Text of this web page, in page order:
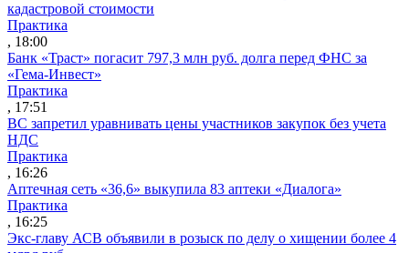
кадастровой стоимости
Практика
, 18:00
Банк «Траст» погасит 797,3 млн руб. долга перед ФНС за
«Гема-Инвест»
Практика
, 17:51
ВС запретил уравнивать цены участников закупок без учета
НДС
Практика
, 16:26
Аптечная сеть «36,6» выкупила 83 аптеки «Диалога»
Практика
, 16:25
Экс-главу АСВ объявили в розыск по делу о хищении более 4